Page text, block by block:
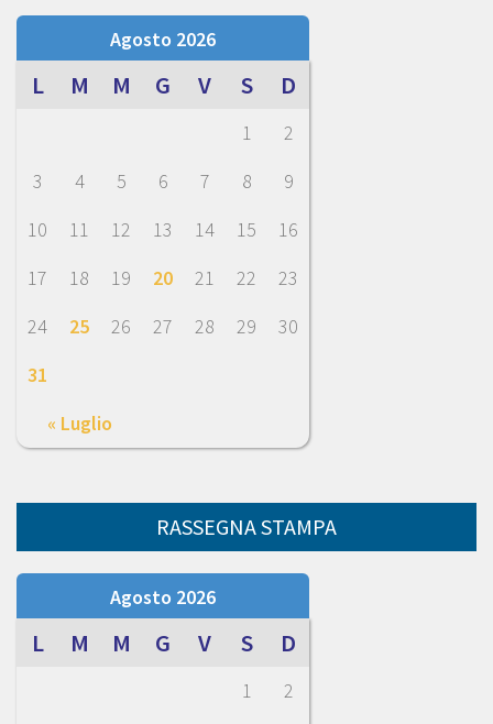
Agosto 2026
L M M G V S D
« Luglio
1
2
3
4 5 6 7 8
9
10
11 12 13 14 15
16
17
18 19 20 21 22
23
24
25 26 27 28 29
30
31
RASSEGNA STAMPA
Agosto 2026
L M M G V S D
1
2